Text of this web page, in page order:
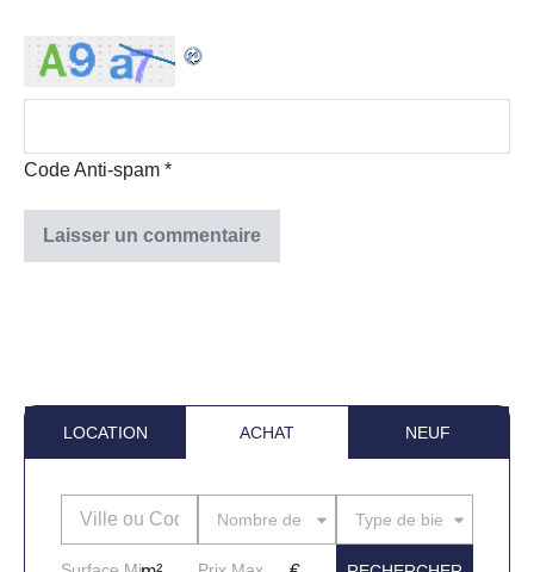
Code Anti-spam *
LOCATION ACHAT NEUF
Nombre de piècesType de bien